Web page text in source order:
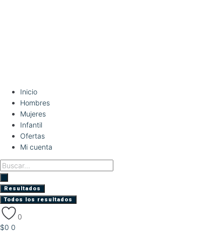
Inicio
Hombres
Mujeres
Infantil
Ofertas
Mi cuenta
Search
...
Resultados
Todos los resultados
0
$0 0